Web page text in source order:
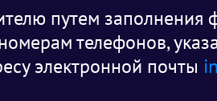
путем заполнения
телефонов,
электронной почты